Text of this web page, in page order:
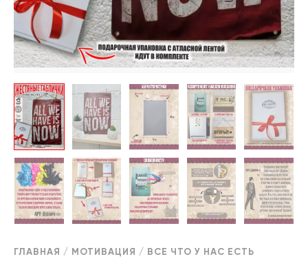
ГЛАВНАЯ / МОТИВАЦИЯ / ВСЕ ЧТО У НАС ЕСТЬ